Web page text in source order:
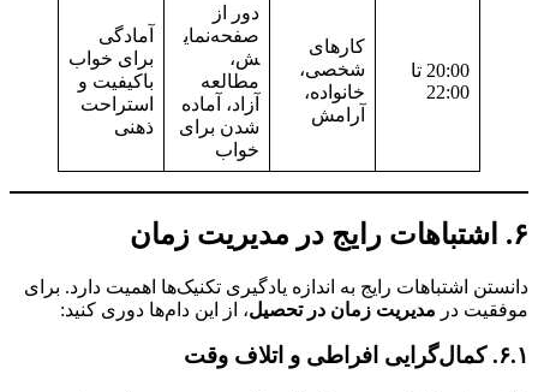
20:00 تا
22:00
کارهای
شخصی،
خانواده،
آرامش
دور از
صفحه‌نمای
مطالعه
آزاد، آماده
شدن برای
خواب
آمادگی
برای خواب
باکیفیت و
استراحت
ذهنی
اشتباهات رایج به اندازه یادگیری تکنیک‌ها اهمیت دارد. برای
درمدیریت زمان در تحصیل، از این دام‌ها دوری کنید: